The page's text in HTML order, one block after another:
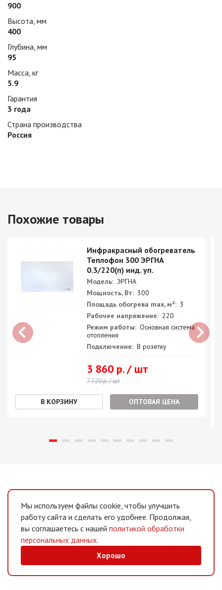
900
Высота, мм
400
Глубина, мм
95
Масса, кг
5.9
Гарантия
3 года
Страна производства
Россия
Похожие товары
Инфракрасный обогреватель
Теплофон 300 ЭРГНА
0.3/220(п) инд. уп.
Модель: ЭРГНА
Мощность, Вт: 300
Площадь обогрева max, м²: 3
Рабочее напряжение: 220
Режим работы: Основная система
отопления
Подключение: В розетку
3 860 р. / шт
7 720 р. / шт
ОПТОВАЯ ЦЕНА
Мы используем файлы cookie, чтобы улучшить
работу сайта и сделать его удобнее. Продолжая,
вы соглашаетесь с нашей политикой обработки
персональных данных.
Хорошо